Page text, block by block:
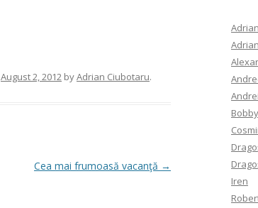
August 2, 2012 byAdrian Ciubotaru.
Cea mai frumoasă vacanţă →
Iren